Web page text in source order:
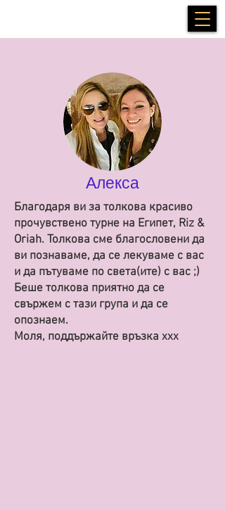
Алекса
Благодаря ви за толкова красиво
прочувствено турне на Египет, Riz &
Oriah. Толкова сме благословени да
ви познаваме, да се лекуваме с вас
и да пътуваме по света(ите) с вас ;)
Беше толкова приятно да се
свържем с тази група и да се
опознаем.
Моля, поддържайте връзка xxx